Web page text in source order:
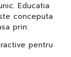
Educatia
conceputa
prin:
pentru